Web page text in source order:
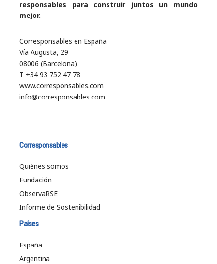
responsables para construir juntos un mundo
mejor.
Corresponsables en España
Vía Augusta, 29
08006 (Barcelona)
T +34 93 752 47 78
www.corresponsables.com
info@corresponsables.com
Corresponsables
Quiénes somos
Fundación
ObservaRSE
Informe de Sostenibilidad
Países
España
Argentina